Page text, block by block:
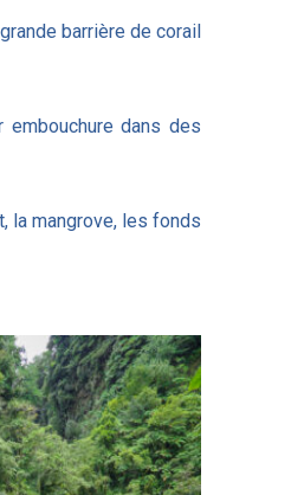
barrière de corail
dans des
la mangrove, les fonds